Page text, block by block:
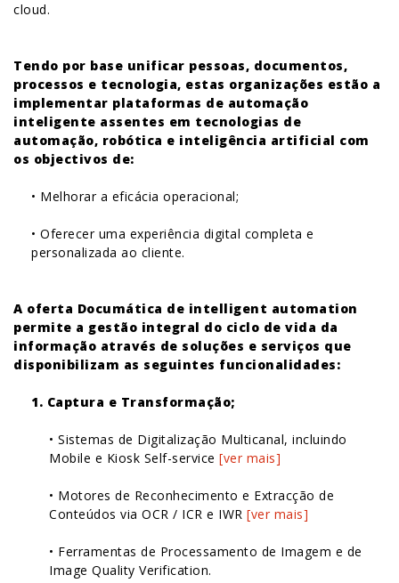
cloud.
Tendo por base unificar pessoas, documentos,
processos e tecnologia, estas organizações estão a
implementar plataformas de automação
inteligente assentes em tecnologias de
automação, robótica e inteligência artificial com
os objectivos de:
• Melhorar a eficácia operacional;
• Oferecer uma experiência digital completa e
personalizada ao cliente.
A oferta Documática de intelligent automation
permite a gestão integral do ciclo de vida da
informação através de soluções e serviços que
disponibilizam as seguintes funcionalidades:
1. Captura e Transformação;
• Sistemas de Digitalização Multicanal, incluindo
Mobile e Kiosk Self-service [ver mais]
• Motores de Reconhecimento e Extracção de
Conteúdos via OCR / ICR e IWR [ver mais]
• Ferramentas de Processamento de Imagem e de
Image Quality Verification.